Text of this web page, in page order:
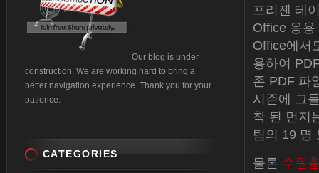
프리젠 테
Office 응
Office에서
용하여
존 PDF 파
시즌에 그
착 된 먼지
팀의 19 명
물론 수원
Our blog is under
construction. We are working hard to bring a
better navigation experience. Thank you for your
patience.
CATEGORIES